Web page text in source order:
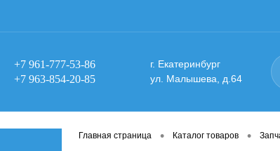
+7 961-777-53-86
+7 963-854-20-85
г. Екатеринбург
ул. Малышева, д.64
Главная страница • Каталог товаров •